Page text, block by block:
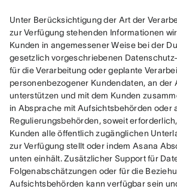
Unter Berücksichtigung der Art der
zur Verfügung stehenden Informationen
Kunden in angemessener Weise bei der
gesetzlich vorgeschriebenen
für die Verarbeitung oder geplante
personenbezogener Kundendaten, an der
unterstützen und mit dem Kunden
in Absprache mit Aufsichtsbehörden oder
Regulierungsbehörden, soweit
Kunden alle öffentlich zugänglichen
zur Verfügung stellt oder indem Asana
unten einhält. Zusätzlicher Support für
Folgenabschätzungen oder für die
Aufsichtsbehörden kann verfügbar sein